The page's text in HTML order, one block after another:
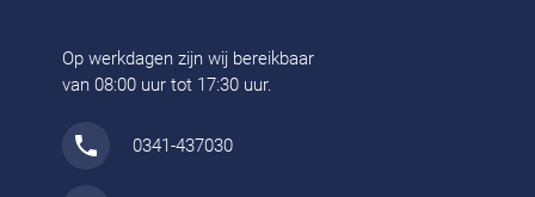
Op werkdagen zijn wij bereikbaar
van 08:00 uur tot 17:30 uur.
0341-437030